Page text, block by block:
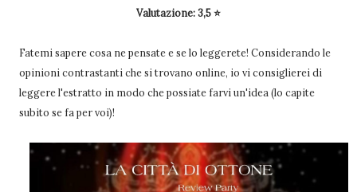
Valutazione: 3,5 ⭐
Fatemi sapere cosa ne pensate e se lo leggerete! Considerando le
opinioni contrastanti che si trovano online, io vi consiglierei di
leggere l'estratto in modo che possiate farvi un'idea (lo capite
subito se fa per voi)!